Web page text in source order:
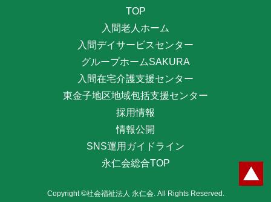
TOP
入間老人ホーム
入間デイサービスセンター
グループホームSAKURA
入間在宅介護支援センター
東金子地区地域包括支援センター
採用情報
情報公開
SNS運用ガイドライン
永仁会総合TOP
Copyright ©社会福祉法人 永仁会. All Rights Reserved.